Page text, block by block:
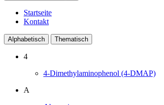
Startseite
Kontakt
Alphabetisch Thematisch
4
4-Dimethylaminophenol (4-DMAP)
A